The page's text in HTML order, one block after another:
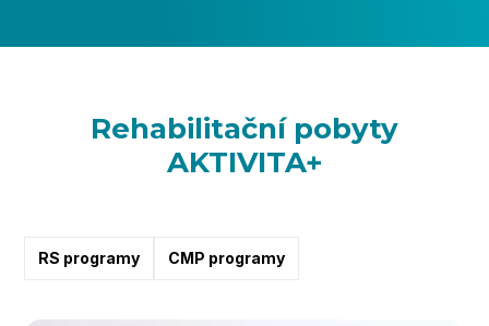
Rehabilitační pobyty
AKTIVITA+
RS programy CMP programy